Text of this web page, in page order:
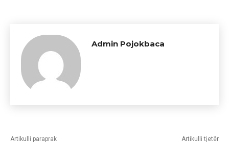
Admin Pojokbaca
Artikulli paraprak Artikulli tjetër